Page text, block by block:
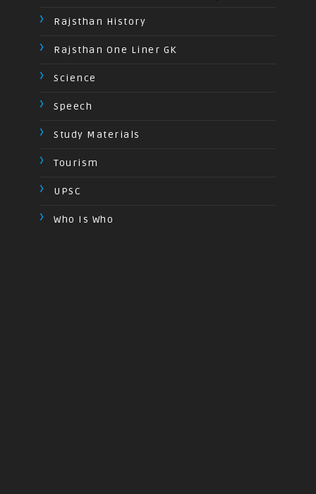
Rajsthan History
Rajsthan One Liner GK
Science
Speech
Study Materials
Tourism
UPSC
Who Is Who